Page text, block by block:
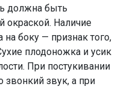
должна быть
окраской. Наличие
боку — признак того,
плодоножка и усик
При постукивании
звонкий звук, а при